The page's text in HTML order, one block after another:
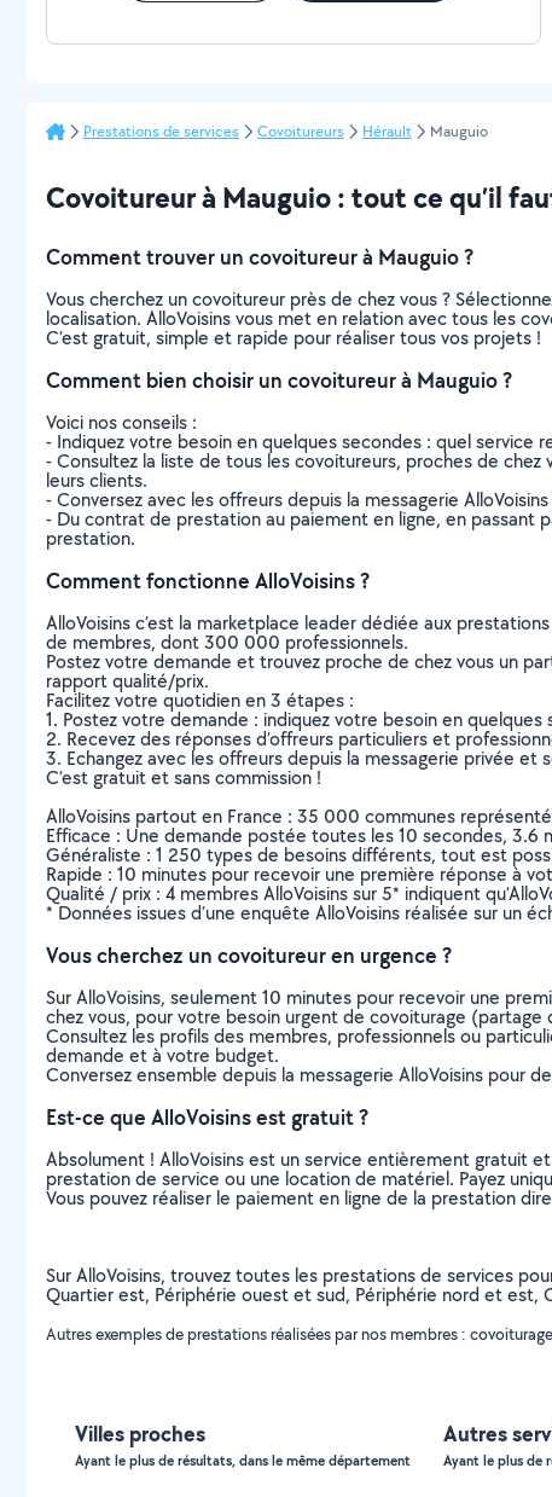
Prestations de services Covoitureurs Hérault Mauguio
Covoitureur à Mauguio : tout ce qu’il
Comment trouver un covoitureur à Mauguio ?
Vous cherchez un covoitureur près de chez vous ?
localisation. AlloVoisins vous met en relation avec tous les
C’est gratuit, simple et rapide pour réaliser tous vos projets !
Comment bien choisir un covoitureur à Mauguio ?
Voici nos conseils :
- Indiquez votre besoin en quelques secondes : quel service
- Consultez la liste de tous les covoitureurs, proches de
leurs clients.
- Conversez avec les offreurs depuis la messagerie
- Du contrat de prestation au paiement en ligne, en passant
prestation.
Comment fonctionne AlloVoisins ?
AlloVoisins c’est la marketplace leader dédiée aux
de membres, dont 300 000 professionnels.
Postez votre demande et trouvez proche de chez vous un
rapport qualité/prix.
Facilitez votre quotidien en 3 étapes :
1. Postez votre demande : indiquez votre besoin en quelques
2. Recevez des réponses d’offreurs particuliers et
3. Echangez avec les offreurs depuis la messagerie privée et
C’est gratuit et sans commission !
AlloVoisins partout en France : 35 000 communes
Efficace : Une demande postée toutes les 10 secondes, 3.6
Généraliste : 1 250 types de besoins différents, tout est
Rapide : 10 minutes pour recevoir une première réponse à
Qualité / prix : 4 membres AlloVoisins sur 5* indiquent
* Données issues d’une enquête AlloVoisins réalisée sur un
Vous cherchez un covoitureur en urgence ?
Sur AlloVoisins, seulement 10 minutes pour recevoir une
chez vous, pour votre besoin urgent de covoiturage (partage
Consultez les profils des membres, professionnels ou
demande et à votre budget.
Conversez ensemble depuis la messagerie AlloVoisins pour
Est-ce que AlloVoisins est gratuit ?
Absolument ! AlloVoisins est un service entièrement gratuit
prestation de service ou une location de matériel. Payez
Vous pouvez réaliser le paiement en ligne de la prestation
Sur AlloVoisins, trouvez toutes les prestations de services
Quartier est, Périphérie ouest et sud, Périphérie nord et
Autres exemples de prestations réalisées par nos membres :
Villes proches
Ayant le plus de résultats, dans le même département
Autres
Ayant le plus de